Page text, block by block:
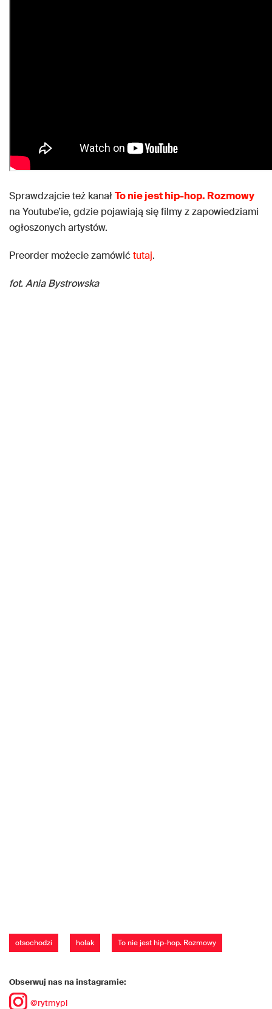
Sprawdzajcie też kanałTo nie jest hip-hop. Rozmowy
na Youtube’ie, gdzie pojawiają się filmy z zapowiedziami
ogłoszonych artystów.
Preorder możecie zamówićtutaj.
fot. Ania Bystrowska
otsochodzi holak To nie jest hip-hop. Rozmowy
Obserwuj nas na instagramie:
@rytmypl